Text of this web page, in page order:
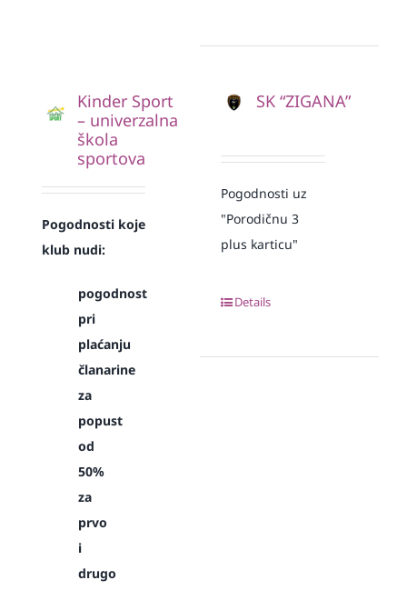
Kinder Sport
– univerzalna
škola
sportova
Pogodnosti koje
klub nudi:
pogodnost
pri
plaćanju
članarine
za
popust
od
50%
za
prvo
i
drugo
SK “ZIGANA”
Pogodnosti uz
"Porodičnu 3
plus karticu"
Details